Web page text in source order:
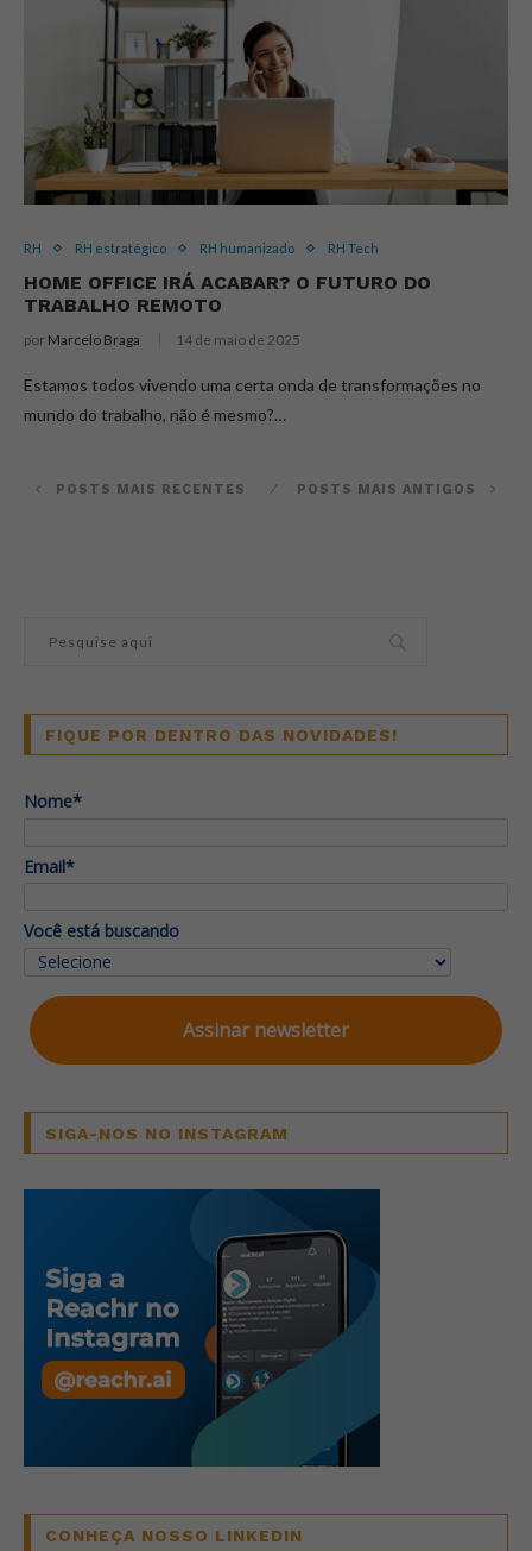
RH RH estratégico RH humanizado RH Tech
HOME OFFICE IRÁ ACABAR? O FUTURO DO
TRABALHO REMOTO
por Marcelo Braga 14 de maio de 2025
Estamos todos vivendo uma certa onda de transformações no
mundo do trabalho, não é mesmo?…
POSTS MAIS RECENTES POSTS MAIS ANTIGOS
FIQUE POR DENTRO DAS NOVIDADES!
Nome*
Email*
Você está buscando
Assinar newsletter
SIGA-NOS NO INSTAGRAM
CONHEÇA NOSSO LINKEDIN